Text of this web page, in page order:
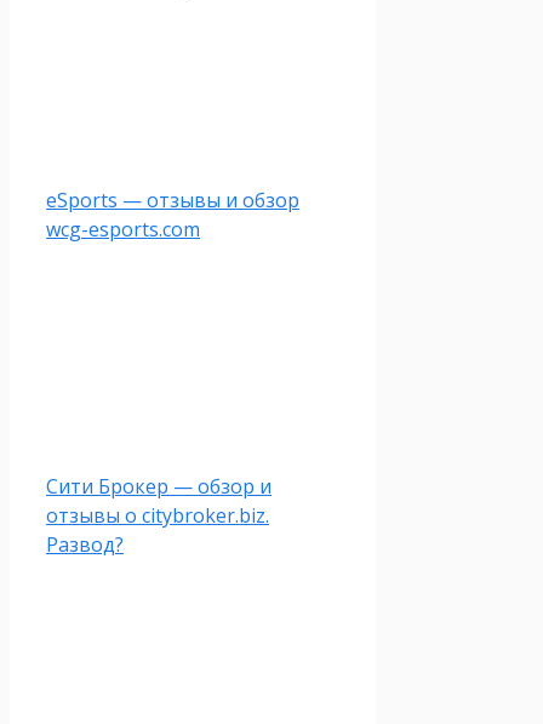
eSports — отзывы и обзор
wcg-esports.com
Сити Брокер — обзор и
отзывы о citybroker.biz.
Развод?